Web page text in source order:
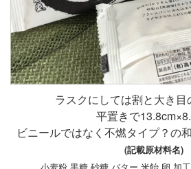
ラスクにしては割と大き目
平置きで
ビニールではなく不燃タイプ？の
(記載原材料名)